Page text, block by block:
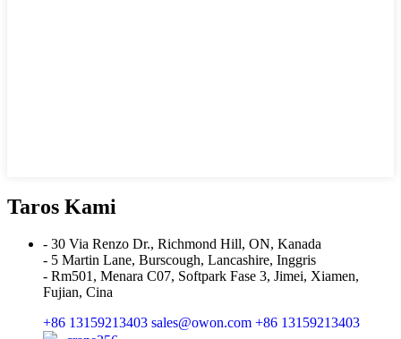
Taros Kami
- 30 Via Renzo Dr., Richmond Hill, ON, Kanada
- 5 Martin Lane, Burscough, Lancashire, Inggris
- Rm501, Menara C07, Softpark Fase 3, Jimei, Xiamen,
Fujian, Cina
+86 13159213403 sales@owon.com +86 13159213403